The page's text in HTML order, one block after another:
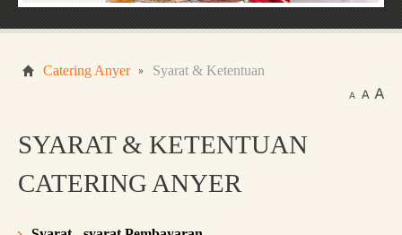
Catering Anyer Syarat & Ketentuan
SYARAT & KETENTUAN
CATERING ANYER